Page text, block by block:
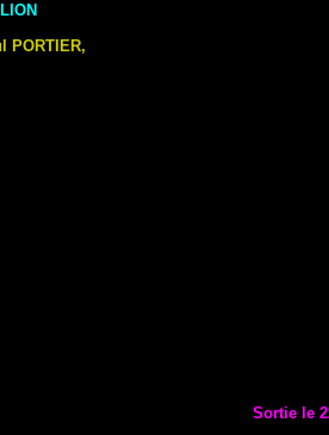
LION
PORTIER,
Sortie le